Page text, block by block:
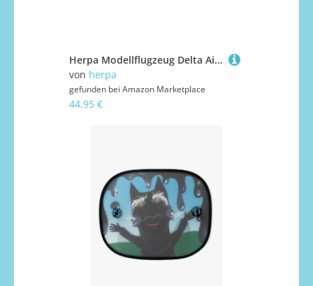
Herpa Modellflugzeug Delta Air Lines Airbus A330-900neo, Miniatur im Maßstab 1:500, Sammlerstück, Modell ohne Standfuß, Metall
von herpa
gefunden bei Amazon Marketplace
44,95 €